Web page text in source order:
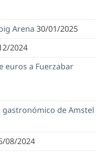
Arena 30/01/2025
2024
euros a Fuerzabar
de Amstel
08/2024